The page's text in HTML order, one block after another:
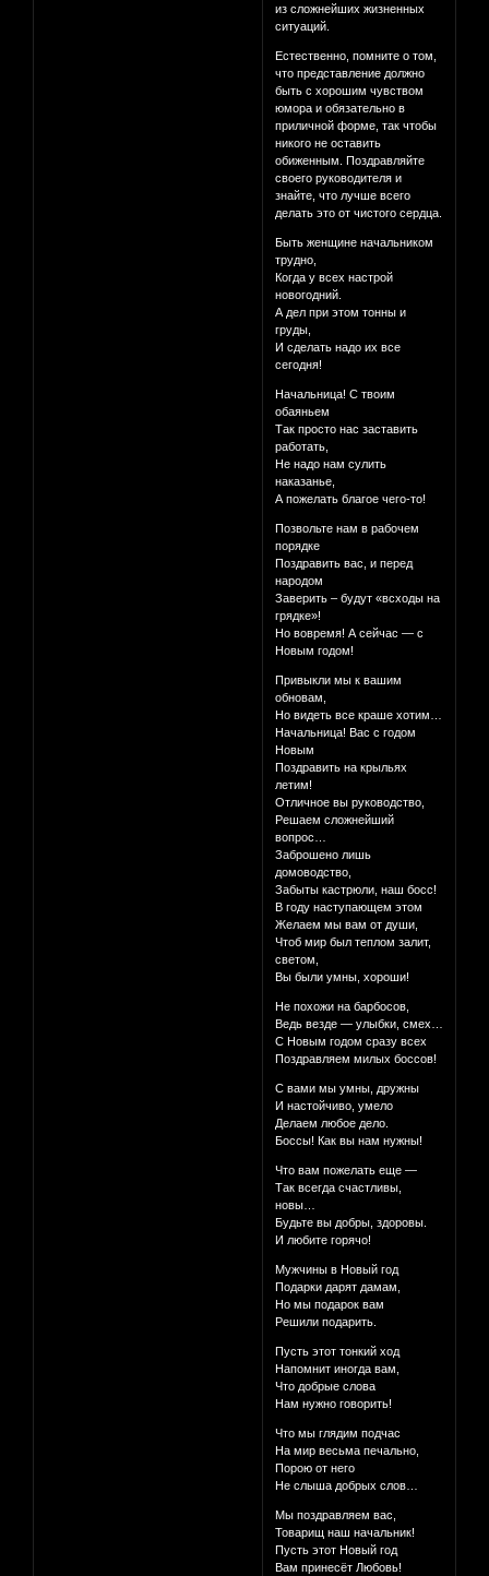
из сложнейших жизненных
ситуаций.
Естественно, помните о том,
что представление должно
быть с хорошим чувством
юмора и обязательно в
приличной форме, так чтобы
никого не оставить
обиженным. Поздравляйте
своего руководителя и
знайте, что лучше всего
делать это от чистого сердца.
Быть женщине начальником
трудно,
Когда у всех настрой
новогодний.
А дел при этом тонны и
груды,
И сделать надо их все
сегодня!
Начальница! С твоим
обаяньем
Так просто нас заставить
работать,
Не надо нам сулить
наказанье,
А пожелать благое чего-то!
Позвольте нам в рабочем
порядке
Поздравить вас, и перед
народом
Заверить – будут «всходы на
грядке»!
Но вовремя! А сейчас — с
Новым годом!
Привыкли мы к вашим
обновам,
Но видеть все краше хотим…
Начальница! Вас с годом
Новым
Поздравить на крыльях
летим!
Отличное вы руководство,
Решаем сложнейший
вопрос…
Заброшено лишь
домоводство,
Забыты кастрюли, наш босс!
В году наступающем этом
Желаем мы вам от души,
Чтоб мир был теплом залит,
светом,
Вы были умны, хороши!
Не похожи на барбосов,
Ведь везде — улыбки, смех…
С Новым годом сразу всех
Поздравляем милых боссов!
С вами мы умны, дружны
И настойчиво, умело
Делаем любое дело.
Боссы! Как вы нам нужны!
Что вам пожелать еще —
Так всегда счастливы,
новы…
Будьте вы добры, здоровы.
И любите горячо!
Мужчины в Новый год
Подарки дарят дамам,
Но мы подарок вам
Решили подарить.
Пусть этот тонкий ход
Напомнит иногда вам,
Что добрые слова
Нам нужно говорить!
Что мы глядим подчас
На мир весьма печально,
Порою от него
Не слыша добрых слов…
Мы поздравляем вас,
Товарищ наш начальник!
Пусть этот Новый год
Вам принесёт Любовь!